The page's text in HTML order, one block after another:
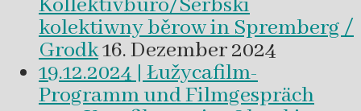
Kollektivbüro/Serbski
kolektiwny běrow in Spremberg /
Grodk16. Dezember 2024
19.12.2024 | Łužycafilm-
Programm und Filmgespräch